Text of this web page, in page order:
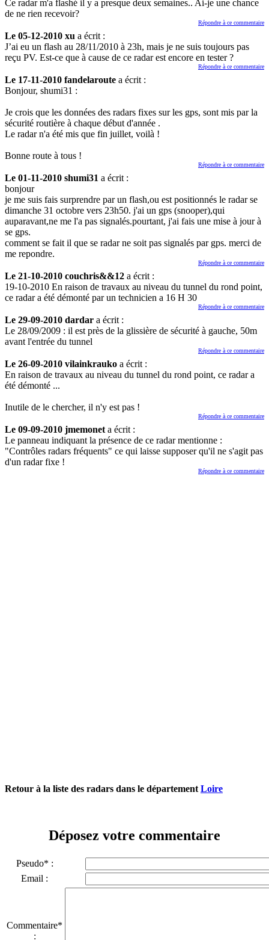
Ce radar m'a flashé il y a presque deux semaines.. Ai-je une chance
de ne rien recevoir?
Répondre à ce commentaire
Le 05-12-2010 xu a écrit :
J’ai eu un flash au 28/11/2010 à 23h, mais je ne suis toujours pas
reçu PV. Est-ce que à cause de ce radar est encore en tester ?
Répondre à ce commentaire
Le 17-11-2010 fandelaroute a écrit :
Bonjour, shumi31 :
Je crois que les données des radars fixes sur les gps, sont mis par la
sécurité routière à chaque début d'année .
Le radar n'a été mis que fin juillet, voilà !
Bonne route à tous !
Répondre à ce commentaire
Le 01-11-2010 shumi31 a écrit :
bonjour
je me suis fais surprendre par un flash,ou est positionnés le radar se
dimanche 31 octobre vers 23h50. j'ai un gps (snooper),qui
auparavant,ne me l'a pas signalés.pourtant, j'ai fais une mise à jour à
se gps.
comment se fait il que se radar ne soit pas signalés par gps. merci de
me repondre.
Répondre à ce commentaire
Le 21-10-2010 couchris&&12 a écrit :
19-10-2010 En raison de travaux au niveau du tunnel du rond point,
ce radar a été démonté par un technicien a 16 H 30
Répondre à ce commentaire
Le 29-09-2010 dardar a écrit :
Le 28/09/2009 : il est près de la glissière de sécurité à gauche, 50m
avant l'entrée du tunnel
Répondre à ce commentaire
Le 26-09-2010 vilainkrauko a écrit :
En raison de travaux au niveau du tunnel du rond point, ce radar a
été démonté ...
Inutile de le chercher, il n'y est pas !
Répondre à ce commentaire
Le 09-09-2010 jmemonet a écrit :
Le panneau indiquant la présence de ce radar mentionne :
"Contrôles radars fréquents" ce qui laisse supposer qu'il ne s'agit pas
d'un radar fixe !
Répondre à ce commentaire
Retour à la liste des radars dans le département Loire
Déposez votre commentaire
Pseudo* :
Email :
Commentaire*
: